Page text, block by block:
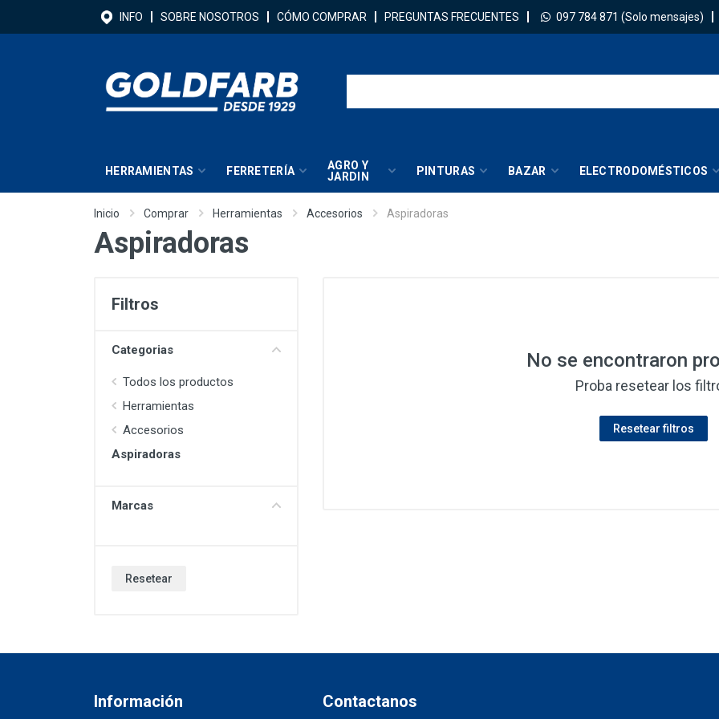
INFO SOBRE NOSOTROS CÓMO COMPRAR PREGUNTAS FRECUENTES 097 784 871 (Solo mensajes)
HERRAMIENTAS FERRETERÍA
AGRO Y
JARDIN
PINTURAS BAZAR ELECTRODOMÉSTICOS
Inicio Comprar Herramientas Accesorios Aspiradoras
Aspiradoras
Filtros
Categorias
Todos los productos
Herramientas
Accesorios
Aspiradoras
Marcas
Resetear
No se encontraron
Proba resetear los
Resetear filtros
Información Contactanos